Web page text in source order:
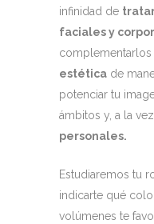
infinidad de
faciales y
estética de
potenciar tu
ámbitos y, a la vez
personales.
Estudiaremos tu
indicarte qué
volúmenes te